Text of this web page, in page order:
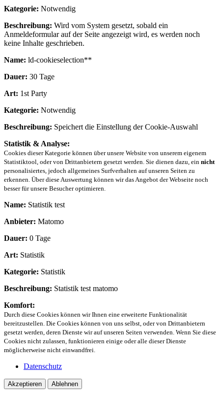
Kategorie: Notwendig
Beschreibung: Wird vom System gesetzt, sobald ein
Anmeldeformular auf der Seite angezeigt wird, es werden noch
keine Inhalte geschrieben.
Name: ld-cookieselection**
Dauer: 30 Tage
Art: 1st Party
Kategorie: Notwendig
Beschreibung: Speichert die Einstellung der Cookie-Auswahl
Statistik & Analyse:
Cookies dieser Kategorie können über unsere Website von unserem eigenem
Statistiktool, oder von Drittanbietern gesetzt werden. Sie dienen dazu, ein nicht
personalisiertes, jedoch allgemeines Surfverhalten auf unseren Seiten zu
erkennen. Über diese Auswertung können wir das Angebot der Webseite noch
besser für unsere Besucher optimieren.
Name: Statistik test
Anbieter: Matomo
Dauer: 0 Tage
Art: Statistik
Kategorie: Statistik
Beschreibung: Statistik test matomo
Komfort:
Durch diese Cookies können wir Ihnen eine erweiterte Funktionalität
bereitzustellen. Die Cookies können von uns selbst, oder von Drittanbietern
gesetzt werden, deren Dienste wir auf unseren Seiten verwenden. Wenn Sie diese
Cookies nicht zulassen, funktionieren einige oder alle dieser Dienste
möglicherweise nicht einwandfrei.
Datenschutz
Akzeptieren Ablehnen